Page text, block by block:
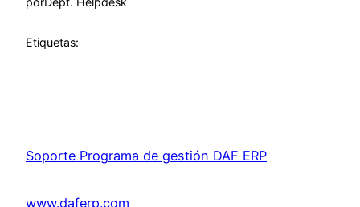
Etiquetas:
Soporte Programa de gestión DAF ERP
www.daferp.com